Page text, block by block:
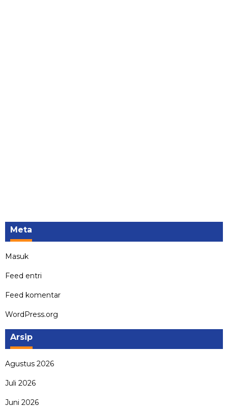
Meta
Masuk
Feed entri
Feed komentar
WordPress.org
Arsip
Agustus 2026
Juli 2026
Juni 2026